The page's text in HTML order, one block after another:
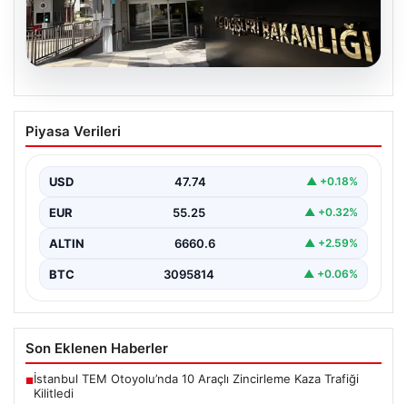
Dışişleri Sözcüsü Keçeli’den
Yunanistan açıklaması. “Ülkemiz
doğurmayacaktır”
Piyasa Verileri
USD 47.74 ▲ +0.18%
EUR 55.25 ▲ +0.32%
ALTIN 6660.6 ▲ +2.59%
BTC 3095814 ▲ +0.06%
Son Eklenen Haberler
■İstanbul TEM Otoyolu’nda 10 Araçlı Zincirleme Kaza Trafiği
Kilitledi